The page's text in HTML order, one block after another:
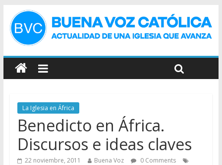
La Iglesia en África
Benedicto en África.
Discursos e ideas claves
22 noviembre, 2011 Buena Voz
0 Comments